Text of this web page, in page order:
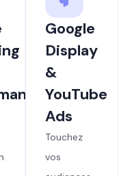
Google
Display
&
YouTube
Ads
Touchez
vos